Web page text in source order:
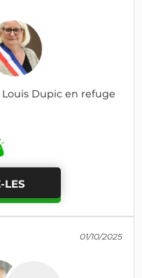
Dupic en refuge
LES
01/10/2025